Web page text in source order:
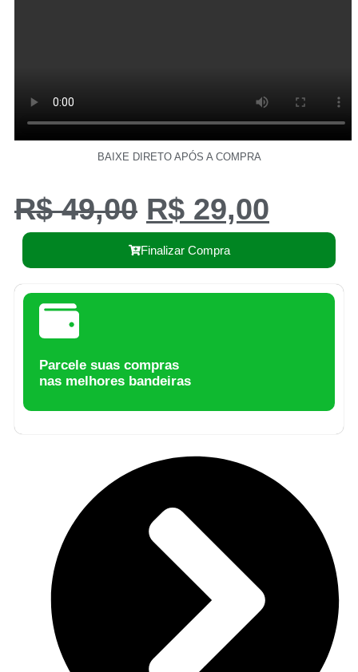
BAIXE DIRETO APÓS A COMPRA
R$49,00 R$ 29,00
Finalizar Compra
Parcele suas compras
nas melhores bandeiras